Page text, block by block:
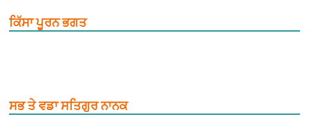
ਕਿੱਸਾ ਪੂਰਨ ਭਗਤ
ਸਭ ਤੇ ਵਡਾ ਸਤਿਗੁਰ ਨਾਨਕ